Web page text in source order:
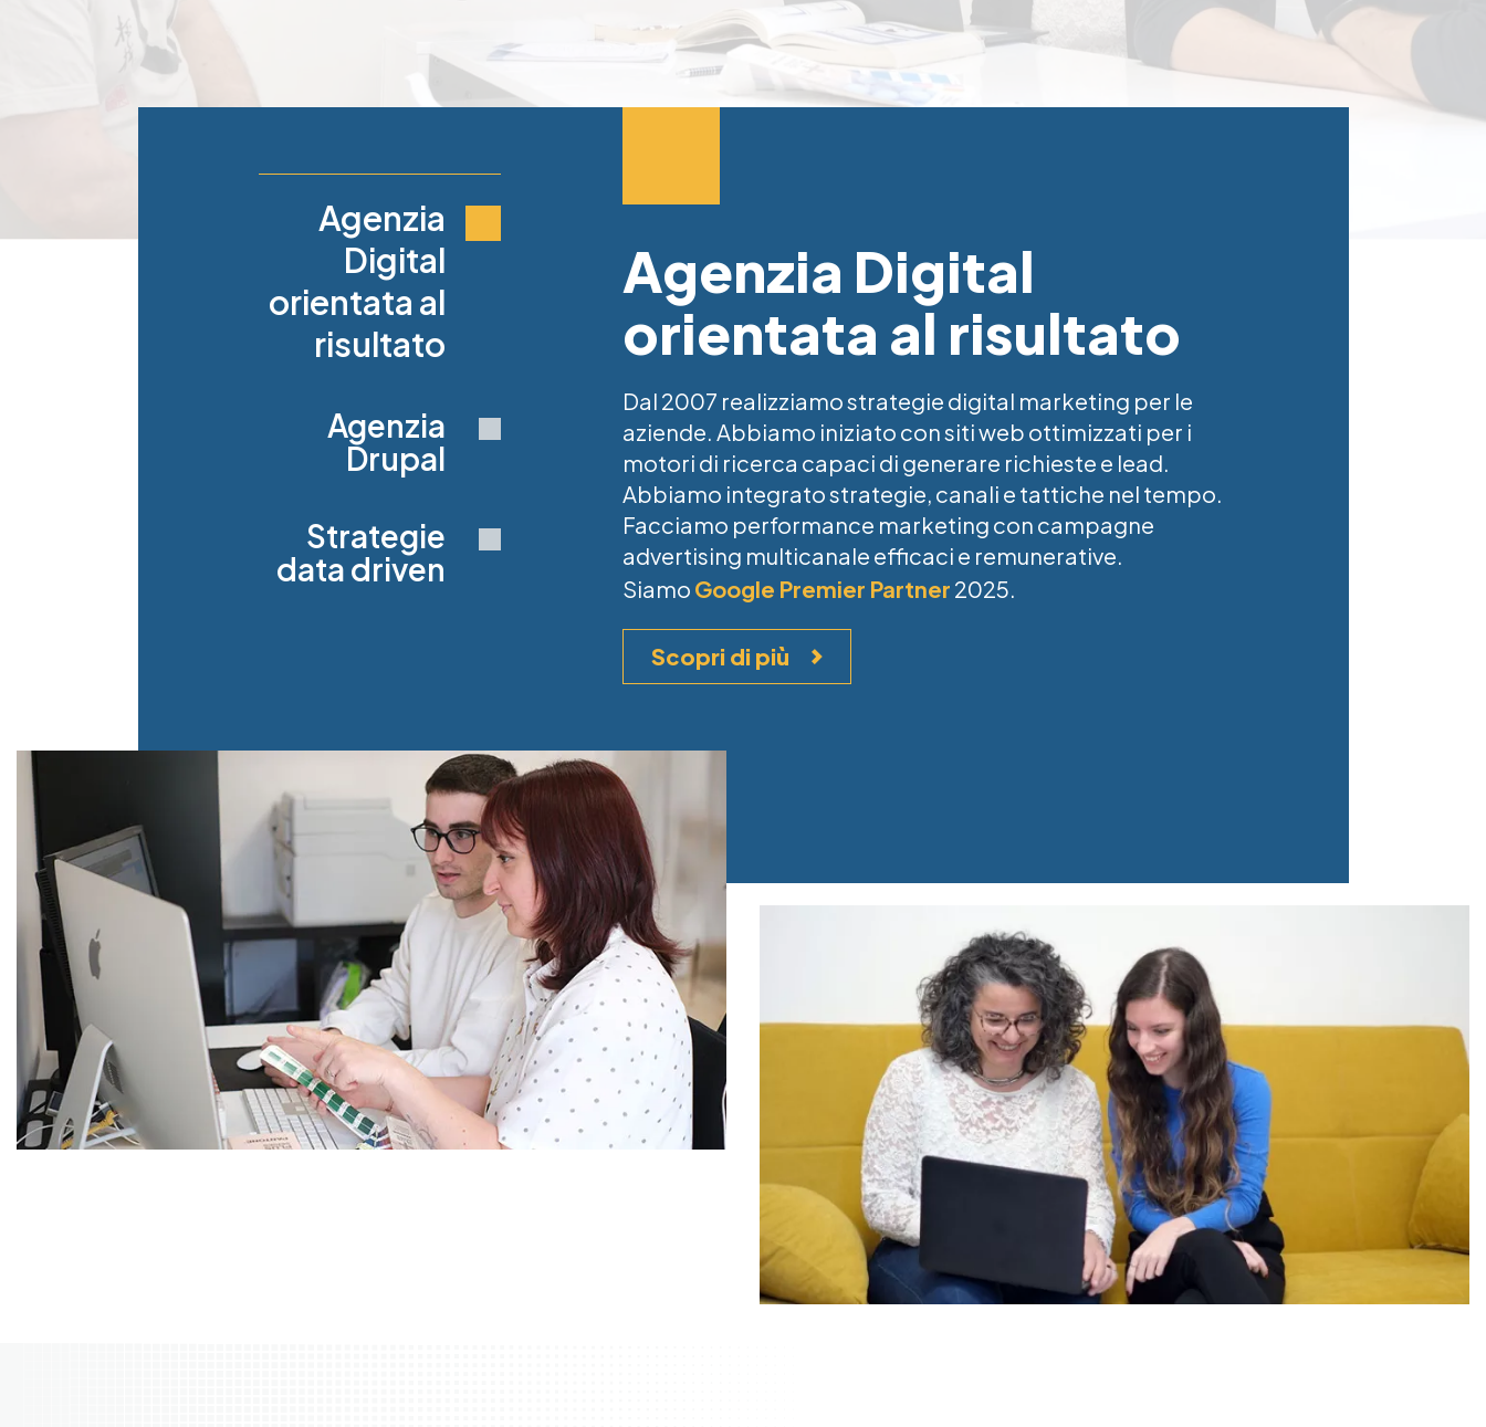
Agenzia
Digital
orientata al
risultato
Agenzia
Drupal
Strategie
data driven
Agenzia Digital
orientata al risultato
Dal 2007 realizziamo strategie digital marketing per le
aziende. Abbiamo iniziato con siti web ottimizzati per i
motori di ricerca capaci di generare richieste e lead.
Abbiamo integrato strategie, canali e tattiche nel tempo.
Facciamo performance marketing con campagne
advertising multicanale efficaci e remunerative.
Siamo Google Premier Partner 2025.
Scopri di più
Image